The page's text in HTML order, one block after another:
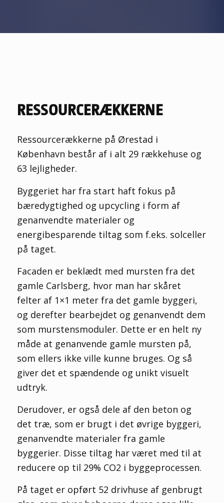
RESSOURCERÆKKERNE
Ressourcerækkerne på Ørestad i
København består af i alt 29 rækkehuse og
63 lejligheder.
Byggeriet har fra start haft fokus på
bæredygtighed og upcycling i form af
genanvendte materialer og
energibesparende tiltag som f.eks. solceller
på taget.
Facaden er beklædt med mursten fra det
gamle Carlsberg, hvor man har skåret
felter af 1×1 meter fra det gamle byggeri,
og derefter bearbejdet og genanvendt dem
som murstensmoduler. Dette er en helt ny
måde at genanvende gamle mursten på,
som ellers ikke ville kunne bruges. Og så
giver det et spændende og unikt visuelt
udtryk.
Derudover, er også dele af den beton og
det træ, som er brugt i det øvrige byggeri,
genanvendte materialer fra gamle
byggerier. Disse tiltag har været med til at
reducere op til 29% CO2 i byggeprocessen.
På taget er opført 52 drivhuse af genbrugt